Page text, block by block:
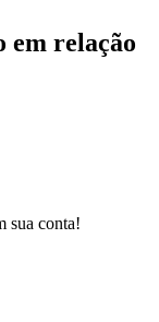
em relação
sua conta!